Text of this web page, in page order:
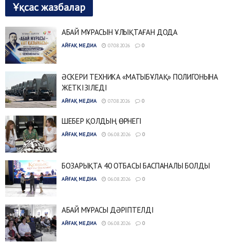
Ұқсас жазбалар
АБАЙ МҰРАСЫН ҰЛЫҚТАҒАН ДОДА
АЙҒАҚ МЕДИА 07.08.2026 0
ӘСКЕРИ ТЕХНИКА «МАТЫБҰЛАҚ» ПОЛИГОНЫНА
ЖЕТКІЗІЛЕДІ
АЙҒАҚ МЕДИА 07.08.2026 0
ШЕБЕР ҚОЛДЫҢ ӨРНЕГІ
АЙҒАҚ МЕДИА 06.08.2026 0
БОЗАРЫҚТА 40 ОТБАСЫ БАСПАНАЛЫ БОЛДЫ
АЙҒАҚ МЕДИА 06.08.2026 0
АБАЙ МҰРАСЫ ДӘРІПТЕЛДІ
АЙҒАҚ МЕДИА 06.08.2026 0